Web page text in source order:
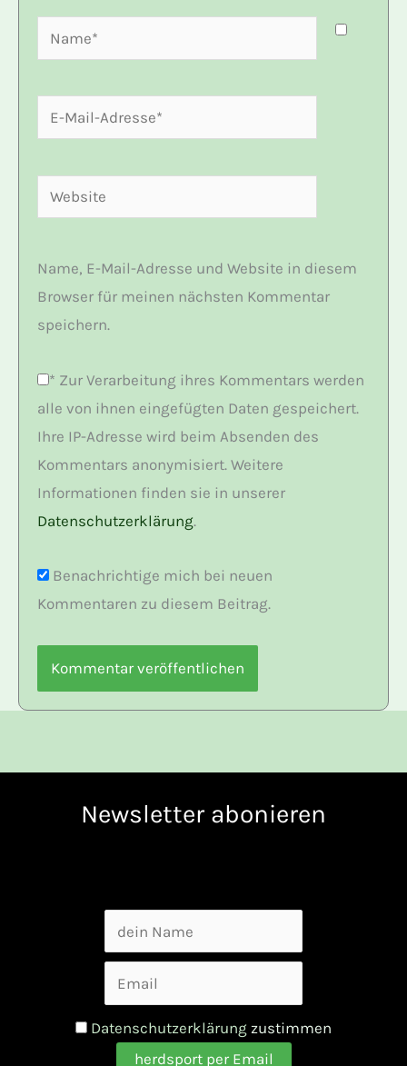
Name*
Mail-
Website
Name, E-Mail-Adresse und Website in diesem
Browser für meinen nächsten Kommentar
speichern.
* Zur Verarbeitung ihres Kommentars werden
alle von ihnen eingefügten Daten gespeichert.
Ihre IP-Adresse wird beim Absenden des
Kommentars anonymisiert. Weitere
Informationen finden sie in unserer
Datenschutzerklärung.
Benachrichtige mich bei neuen
Kommentaren zu diesem Beitrag.
Newsletter abonieren
Datenschutzerklärung zustimmen